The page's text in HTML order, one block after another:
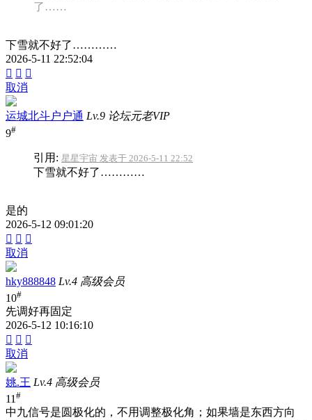
了……
下雪就不好了…………
2026-5-11 22:52:04
  
取消
运城北斗户户通 Lv.9 论坛元老VIP
9#
引用: 星星宇宙 发表于 2026-5-11 22:52
下雪就不好了…………
是的
2026-5-12 09:01:20
  
取消
hky888848 Lv.4 高级会员
10#
先调好再固定
2026-5-12 10:16:10
  
取消
姚.王 Lv.4 高级会员
11#
中九信号是圆极化的，不用调整极化角；如果墙是东西方向